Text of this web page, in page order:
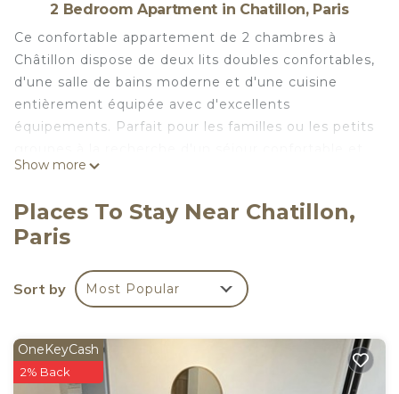
2 Bedroom Apartment in Chatillon, Paris
Ce confortable appartement de 2 chambres à
Châtillon dispose de deux lits doubles confortables,
d'une salle de bains moderne et d'une cuisine
entièrement équipée avec d'excellents
équipements. Parfait pour les familles ou les petits
pratique dans un quartier paisible.
douillettes, chacune dotée d'un lit double
confortable et d'une literie anti-allergique pour un
également d'une salle de bains élégante et d'une
cuisine entièrement équipée avec toutes les
expérience comme à la maison. Le salon
comprend un matelas pneumatique
Show more
Places To Stay Near Chatillon,
Paris
Sort by Most Popular
OneKeyCash
2% Back